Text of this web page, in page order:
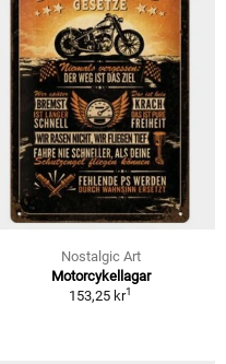
Nostalgic Art
Motorcykellagar
153,25 kr1